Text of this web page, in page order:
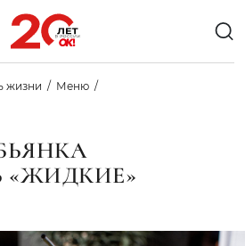
жизни Меню
«ЖИДКИЕ»